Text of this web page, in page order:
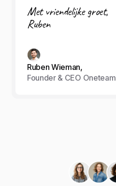
Met vriendelijke groet,
Ruben
Ruben Wieman,
Founder & CEO Oneteam